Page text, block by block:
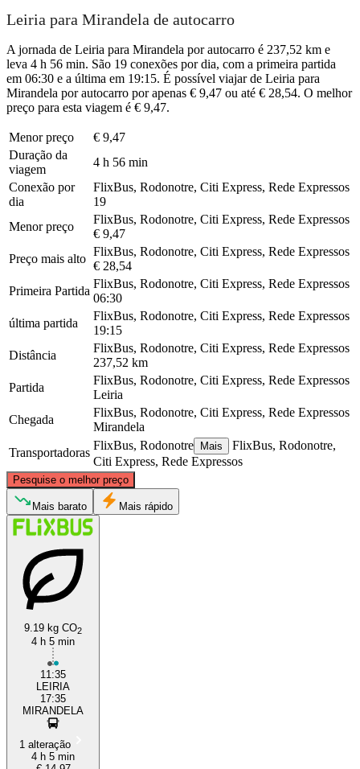
Leiria para Mirandela de autocarro
A jornada de Leiria para Mirandela por autocarro é 237,52 km e
leva 4 h 56 min. São 19 conexões por dia, com a primeira partida
em 06:30 e a última em 19:15. É possível viajar de Leiria para
Mirandela por autocarro por apenas € 9,47 ou até € 28,54. O melhor
preço para esta viagem é € 9,47.
Menor preço
€ 9,47
Duração da
viagem
4 h 56 min
Conexão por
dia
FlixBus, Rodonotre, Citi Express, Rede Expressos
19
Menor preço
FlixBus, Rodonotre, Citi Express, Rede Expressos
€ 9,47
Preço mais alto
FlixBus, Rodonotre, Citi Express, Rede Expressos
€ 28,54
Primeira Partida
FlixBus, Rodonotre, Citi Express, Rede Expressos
06:30
última partida
FlixBus, Rodonotre, Citi Express, Rede Expressos
19:15
Distância
FlixBus, Rodonotre, Citi Express, Rede Expressos
237,52 km
Partida
FlixBus, Rodonotre, Citi Express, Rede Expressos
Leiria
Chegada
FlixBus, Rodonotre, Citi Express, Rede Expressos
Mirandela
Transportadoras
FlixBus, Rodonotre Mais
FlixBus, Rodonotre,
Citi Express, Rede Expressos
Pesquise o melhor preço
©CARTO, ©OpenStreetMap
Mais barato Mais rápido
9.19 kg CO2
4 h 5 min
11:35
LEIRIA
17:35
MIRANDELA
1 alteração
4 h 5 min